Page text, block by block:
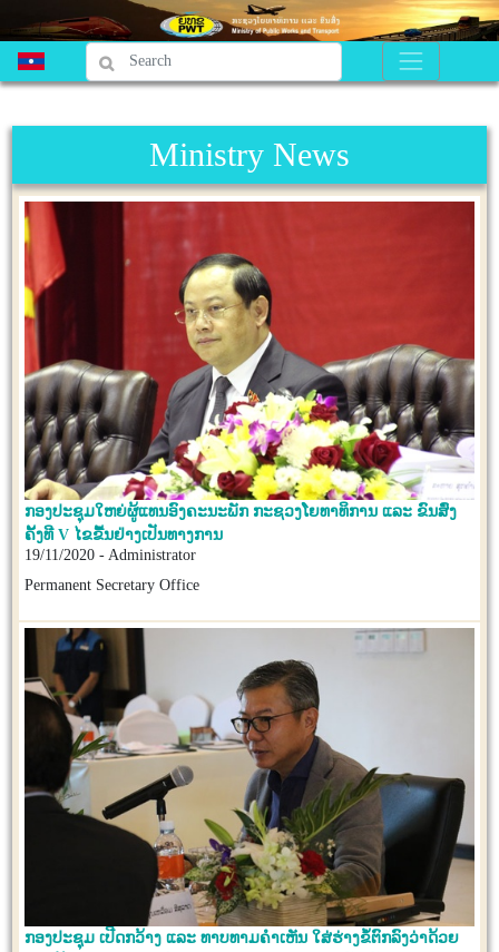
Ministry News
ກອງປະຊຸມໃຫຍ່ຜູ້ແທນອົງຄະນະພັກ ກະຊວງໂຍທາທິການ ແລະ ຂົນສົ່ງ
ຄັ້ງທີ V ໄຂຂື້ນຢ່າງເປັນທາງການ
19/11/2020 - Administrator
Permanent Secretary Office
ກອງປະຊຸມ ເປີດກວ້າງ ແລະ ທາບທາມຄຳເຫັນ ໃສ່ຮ່າງຂໍ້ຕົກລົງວ່າດ້ວຍ